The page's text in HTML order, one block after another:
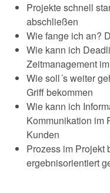
Projekte schnell
abschließen
Wie fange ich an?
Wie kann ich
Zeitmanagement
Wie soll´s weiter
Griff bekommen
Wie kann ich
Kommunikation im
Kunden
Prozess im Projekt
ergebnisorientiert